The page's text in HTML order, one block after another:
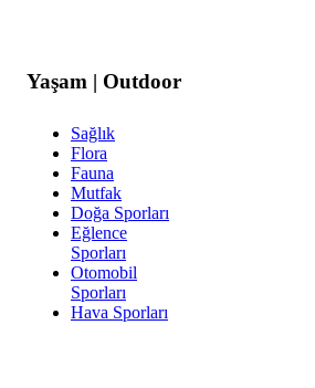
Yaşam | Outdoor
Sağlık
Flora
Fauna
Mutfak
Doğa Sporları
Eğlence
Sporları
Otomobil
Sporları
Hava Sporları